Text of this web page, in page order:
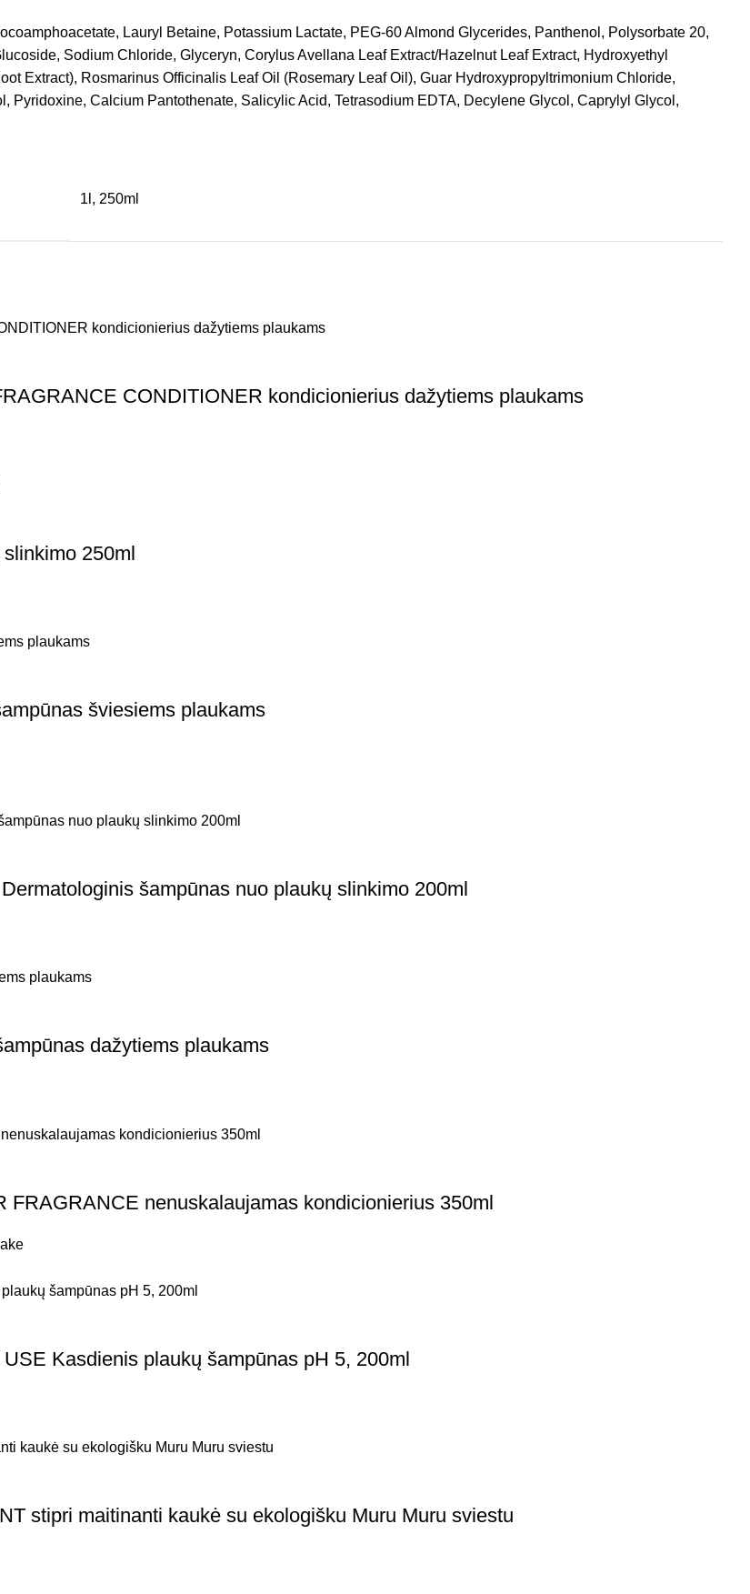
Lauryl Betaine, Potassium Lactate, PEG-60 Almond Glycerides, Panthenol, Polysorbate 20,
Sodium Chloride, Glyceryn, Corylus Avellana Leaf Extract/Hazelnut Leaf Extract, Hydroxyethyl
Extract), Rosmarinus Officinalis Leaf Oil (Rosemary Leaf Oil), Guar Hydroxypropyltrimonium Chloride,
Pyridoxine, Calcium Pantothenate, Salicylic Acid, Tetrasodium EDTA, Decylene Glycol, Caprylyl Glycol,
1l, 250ml
CONDITIONER kondicionierius dažytiems plaukams
250ml
šviesiems plaukams
šampūnas nuo plaukų slinkimo 200ml
dažytiems plaukams
nenuskalaujamas kondicionierius 350ml
Kasdienis plaukų šampūnas pH 5, 200ml
stipri maitinanti kaukė su ekologišku Muru Muru sviestu